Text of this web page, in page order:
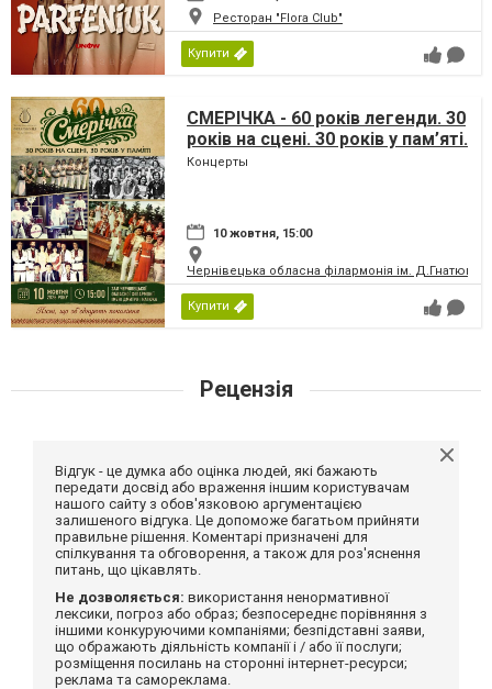
Ресторан "Flora Club"
Купити
СМЕРІЧКА - 60 років легенди. 30
років на сцені. 30 років у пам’яті.
Концерты
10 жовтня, 15:00
Чернівецька обласна філармонія ім. Д.Гнатюка
Купити
Рецензія
Відгук - це думка або оцінка людей, які бажають
передати досвід або враження іншим користувачам
нашого сайту з обов'язковою аргументацією
залишеного відгука. Це допоможе багатьом прийняти
правильне рішення. Коментарі призначені для
спілкування та обговорення, а також для роз'яснення
питань, що цікавлять.
Не дозволяється: використання ненормативної
лексики, погроз або образ; безпосереднє порівняння з
іншими конкуруючими компаніями; безпідставні заяви,
що ображають діяльність компанії і / або її послуги;
розміщення посилань на сторонні інтернет-ресурси;
реклама та самореклама.